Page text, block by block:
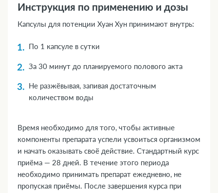
Инструкция по применению и дозы
Капсулы для потенции Хуан Хун принимают внутрь:
По 1 капсуле в сутки
За 30 минут до планируемого полового акта
Не разжёвывая, запивая достаточным
количеством воды
Время необходимо для того, чтобы активные
компоненты препарата успели усвоиться организмом
и начать оказывать своё действие. Стандартный курс
приёма — 28 дней. В течение этого периода
необходимо принимать препарат ежедневно, не
пропуская приёмы. После завершения курса при